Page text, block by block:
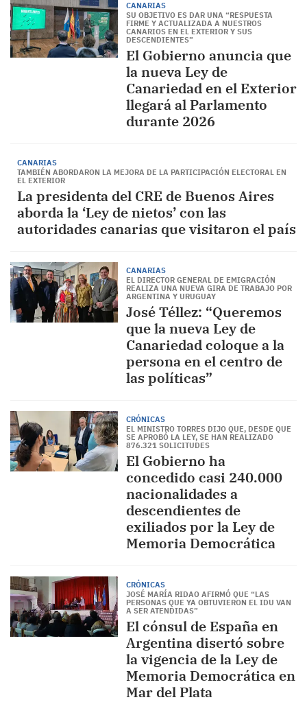
CANARIAS
SU OBJETIVO ES DAR UNA “RESPUESTA
FIRME Y ACTUALIZADA A NUESTROS
CANARIOS EN EL EXTERIOR Y SUS
DESCENDIENTES”
El Gobierno anuncia que
la nueva Ley de
Canariedad en el Exterior
llegará al Parlamento
durante 2026
CANARIAS
TAMBIÉN ABORDARON LA MEJORA DE LA PARTICIPACIÓN ELECTORAL EN
EL EXTERIOR
La presidenta del CRE de Buenos Aires
aborda la ‘Ley de nietos’ con las
autoridades canarias que visitaron el país
CANARIAS
EL DIRECTOR GENERAL DE EMIGRACIÓN
REALIZA UNA NUEVA GIRA DE TRABAJO POR
ARGENTINA Y URUGUAY
José Téllez: “Queremos
que la nueva Ley de
Canariedad coloque a la
persona en el centro de
las políticas”
CRÓNICAS
EL MINISTRO TORRES DIJO QUE, DESDE QUE
SE APROBÓ LA LEY, SE HAN REALIZADO
876.321 SOLICITUDES
El Gobierno ha
concedido casi 240.000
nacionalidades a
descendientes de
exiliados por la Ley de
Memoria Democrática
CRÓNICAS
JOSÉ MARÍA RIDAO AFIRMÓ QUE “LAS
PERSONAS QUE YA OBTUVIERON EL IDU VAN
A SER ATENDIDAS”
El cónsul de España en
Argentina disertó sobre
la vigencia de la Ley de
Memoria Democrática en
Mar del Plata